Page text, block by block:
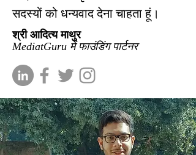
सदस्यों को धन्यवाद देना चाहता हूं।
श्री आदित्य माथुर
MediatGuru में फाउंडिंग पार्टनर